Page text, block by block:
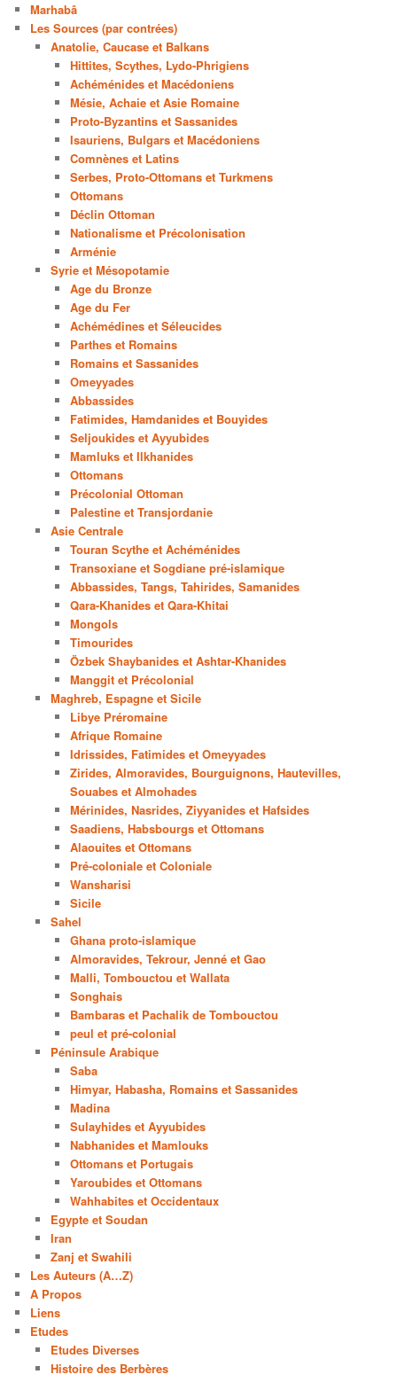
Marhabâ
Les Sources (par contrées)
Anatolie, Caucase et Balkans
Hittites, Scythes, Lydo-Phrigiens
Achéménides et Macédoniens
Mésie, Achaie et Asie Romaine
Proto-Byzantins et Sassanides
Isauriens, Bulgars et Macédoniens
Comnènes et Latins
Serbes, Proto-Ottomans et Turkmens
Ottomans
Déclin Ottoman
Nationalisme et Précolonisation
Arménie
Syrie et Mésopotamie
Age du Bronze
Age du Fer
Achémédines et Séleucides
Parthes et Romains
Romains et Sassanides
Omeyyades
Abbassides
Fatimides, Hamdanides et Bouyides
Seljoukides et Ayyubides
Mamluks et Ilkhanides
Ottomans
Précolonial Ottoman
Palestine et Transjordanie
Asie Centrale
Touran Scythe et Achéménides
Transoxiane et Sogdiane pré-islamique
Abbassides, Tangs, Tahirides, Samanides
Qara-Khanides et Qara-Khitai
Mongols
Timourides
Özbek Shaybanides et Ashtar-Khanides
Manggit et Précolonial
Maghreb, Espagne et Sicile
Libye Préromaine
Afrique Romaine
Idrissides, Fatimides et Omeyyades
Zirides, Almoravides, Bourguignons, Hautevilles,
Souabes et Almohades
Mérinides, Nasrides, Ziyyanides et Hafsides
Saadiens, Habsbourgs et Ottomans
Alaouites et Ottomans
Pré-coloniale et Coloniale
Wansharisi
Sicile
Sahel
Ghana proto-islamique
Almoravides, Tekrour, Jenné et Gao
Malli, Tombouctou et Wallata
Songhais
Bambaras et Pachalik de Tombouctou
peul et pré-colonial
Péninsule Arabique
Saba
Himyar, Habasha, Romains et Sassanides
Madina
Sulayhides et Ayyubides
Nabhanides et Mamlouks
Ottomans et Portugais
Yaroubides et Ottomans
Wahhabites et Occidentaux
Egypte et Soudan
Iran
Zanj et Swahili
Les Auteurs (A…Z)
A Propos
Liens
Etudes
Etudes Diverses
Histoire des Berbères